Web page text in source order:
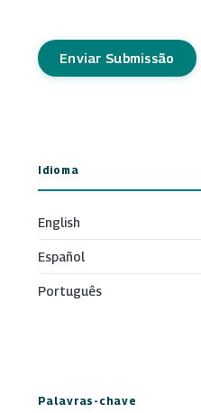
Enviar Submissão
Idioma
English
Español
Português
Palavras-chave